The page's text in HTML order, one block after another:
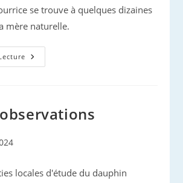
se trouve à quelques dizaines
mère naturelle.
Bébé
Cherchant
?
locales d'étude du dauphin